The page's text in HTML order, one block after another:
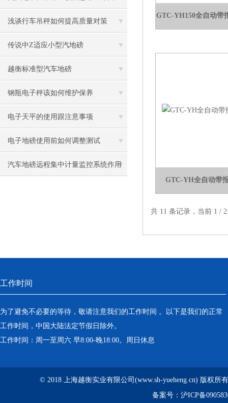
浅谈行车吊秤如何提高质量对策
传说中Z适应小型汽地磅
越衡标准型汽车地磅
钢瓶电子秤该如何维护保养
电子天平的使用跟注意事项
电子地磅使用前如何调整测试
汽车地磅远程集中计量监控系统作用
GTC-YH150全自动带
GTC-YH全自动带
共 11 条记录，当前 1
工作时间
为了避免不必要的等待，敬请注意我们的工作时间 。以下是我们的正常
工作时间，中国大陆法定节假日除外。
工作时间：周一至周六 早8:00-晚18:00。周日休息
© 2018 上海越衡实业有限公司(www.sh-yueheng.cn) 版权所
备案号： 沪ICP备